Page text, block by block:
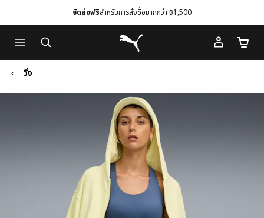
to
Main
content
to
Footer
Content
จัดส่งฟรีสำหรับการสั่งซื้อมากกว่า ฿1,500
Puma โฮม
จำนว
วิ่ง